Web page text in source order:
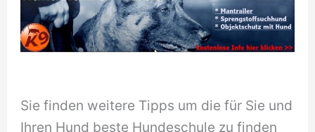
Sie finden weitere Tipps um die für Sie und
Ihren Hund beste Hundeschule zu finden